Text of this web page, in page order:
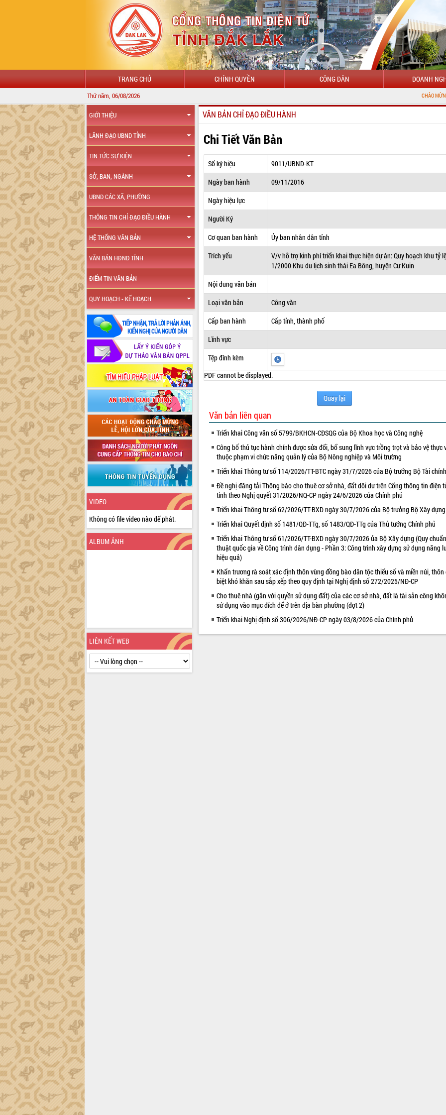
TRANG CHỦ CHÍNH QUYỀN CÔNG DÂN DOANH
Thứ năm, 06/08/2026 CHÀO MỪNG ĐẾN VỚI
GIỚI THIỆU
LÃNH ĐẠO UBND TỈNH
TIN TỨC SỰ KIỆN
SỞ, BAN, NGÀNH
UBND CÁC XÃ, PHƯỜNG
THÔNG TIN CHỈ ĐẠO ĐIỀU HÀNH
HỆ THỐNG VĂN BẢN
VĂN BẢN HĐND TỈNH
ĐIỂM TIN VĂN BẢN
QUY HOẠCH - KẾ HOẠCH
VIDEO
Không có file video nào để phát.
ALBUM ẢNH
LIÊN KẾT WEB
VĂN BẢN CHỈ ĐẠO ĐIỀU HÀNH
Chi Tiết Văn Bản
Số ký hiệu
9011/UBND-KT
Ngày ban hành
09/11/2016
Ngày hiệu lực
Người Ký
Cơ quan ban hành
Ủy ban nhân dân tỉnh
Trích yếu
V/v hỗ trợ kinh phí triển khai thực hiện dự án: Quy hoạch khu tỷ
1/2000 Khu du lịch sinh thái Ea Bông, huyện Cư Kuin
Nội dung văn bản
Loại văn bản
Công văn
Cấp ban hành
Cấp tỉnh, thành phố
Lĩnh vực
Tệp đính kèm
PDF cannot be displayed.
Quay lại
Văn bản liên quan
Triển khai Công văn số 5799/BKHCN-CĐSQG của Bộ Khoa học và Công nghệ
Công bố thủ tục hành chính được sửa đổi, bổ sung lĩnh vực trồng trọt và bảo vệ thực
thuộc phạm vi chức năng quản lý của Bộ Nông nghiệp và Môi trường
Triển khai Thông tư số 114/2026/TT-BTC ngày 31/7/2026 của Bộ trưởng Bộ Tài chính
Đề nghị đăng tải Thông báo cho thuê cơ sở nhà, đất dôi dư trên Cổng thông tin điện
tỉnh theo Nghị quyết 31/2026/NQ-CP ngày 24/6/2026 của Chính phủ
Triển khai Thông tư số 62/2026/TT-BXD ngày 30/7/2026 của Bộ trưởng Bộ Xây dựng
Triển khai Quyết định số 1481/QĐ-TTg, số 1483/QĐ-TTg của Thủ tướng Chính phủ
Triển khai Thông tư số 61/2026/TT-BXD ngày 30/7/2026 ủa Bộ Xây dựng (Quy
thuật quốc gia về Công trình dân dụng - Phần 3: Công trình xây dựng sử dụng năng
hiệu quả)
Khẩn trương rà soát xác định thôn vùng đồng bào dân tộc thiểu số và miền núi, thôn
biệt khó khăn sau sắp xếp theo quy định tại Nghị định số 272/2025/NĐ-CP
Cho thuê nhà (gắn với quyền sử dụng đất) của các cơ sở nhà, đất là tài sản công
sử dụng vào mục đích để ở trên địa bàn phường (đợt 2)
Triển khai Nghị định số 306/2026/NĐ-CP ngày 03/8/2026 của Chính phủ